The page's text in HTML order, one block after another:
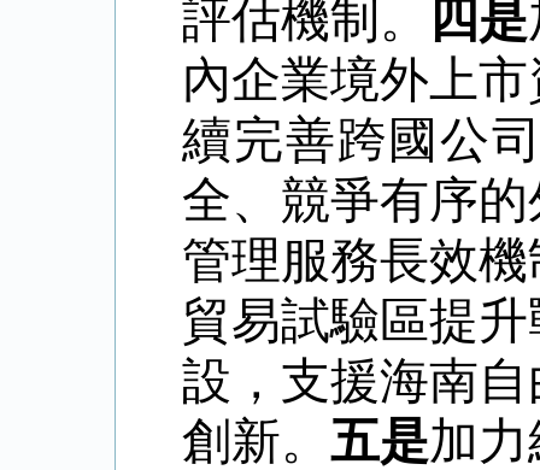
評估機制。 四是
內企業境外上
續完善跨國公
全、競爭有序
管理服務長效
貿易試驗區提
設，支援海南
創新。 五是加